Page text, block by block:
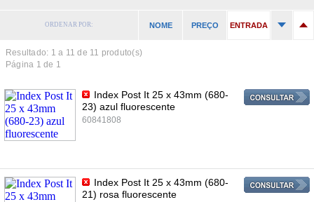
ORDENAR POR: NOME PREÇO ENTRADA
Resultado: 1 a 11 de 11 produto(s)
Página 1 de 1
Index Post It 25 x 43mm (680-
23) azul fluorescente
60841808
Index Post It 25 x 43mm (680-
21) rosa fluorescente